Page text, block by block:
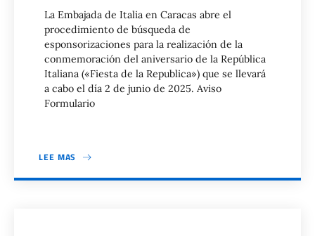
La Embajada de Italia en Caracas abre el
procedimiento de búsqueda de
esponsorizaciones para la realización de la
conmemoración del aniversario de la República
Italiana («Fiesta de la Republica») que se llevará
a cabo el día 2 de junio de 2025. Aviso
Formulario
LEE MAS